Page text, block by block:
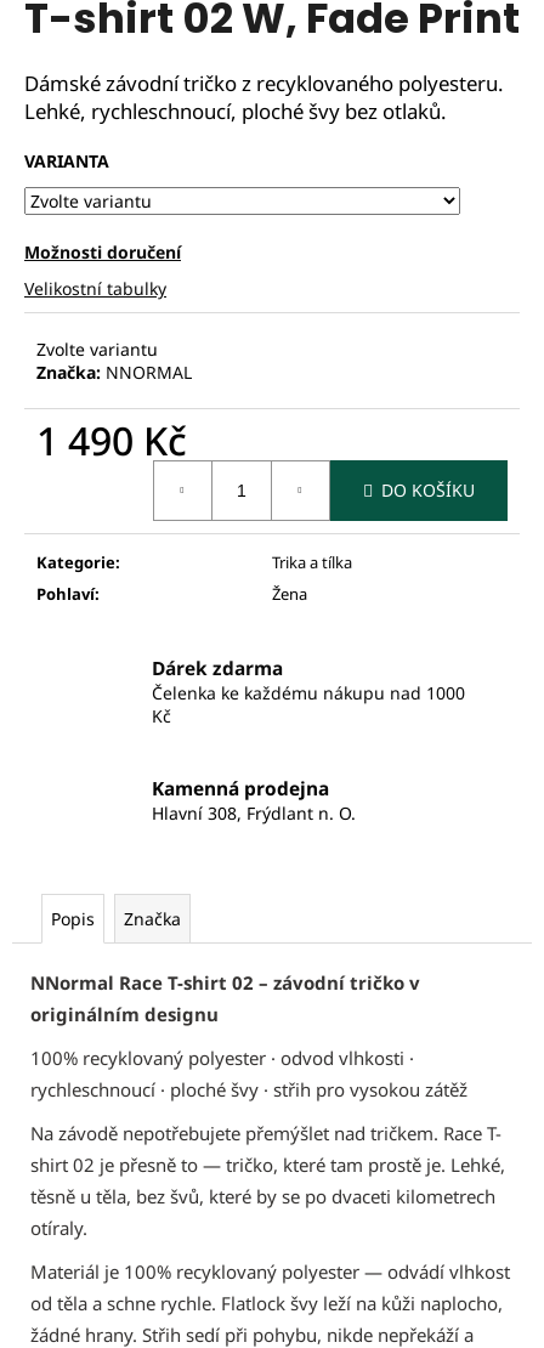
T-shirt 02 W, Fade Print
Dámské závodní tričko z recyklovaného polyesteru.
Lehké, rychleschnoucí, ploché švy bez otlaků.
VARIANTA
Možnosti doručení
Velikostní tabulky
Zvolte variantu
Značka: NNORMAL
1 490 Kč
DO KOŠÍKU
Kategorie:
Trika a tílka
Pohlaví: Žena
Dárek zdarma
Čelenka ke každému nákupu nad 1000
Kč
Kamenná prodejna
Hlavní 308, Frýdlant n. O.
Popis Značka
NNormal Race T-shirt 02 – závodní tričko v
originálním designu
100% recyklovaný polyester · odvod vlhkosti ·
rychleschnoucí · ploché švy · střih pro vysokou zátěž
Na závodě nepotřebujete přemýšlet nad tričkem. Race T-
shirt 02 je přesně to — tričko, které tam prostě je. Lehké,
těsně u těla, bez švů, které by se po dvaceti kilometrech
otíraly.
Materiál je 100% recyklovaný polyester — odvádí vlhkost
od těla a schne rychle. Flatlock švy leží na kůži naplocho,
žádné hrany. Střih sedí při pohybu, nikde nepřekáží a